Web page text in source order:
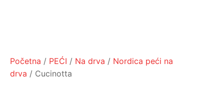
Početna / PEĆI / Na drva / Nordica peći na
drva / Cucinotta